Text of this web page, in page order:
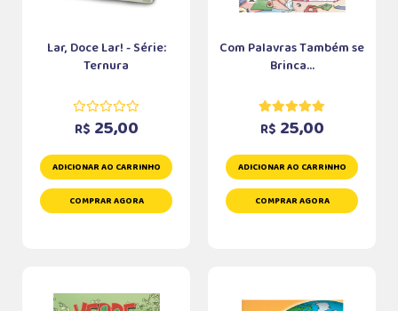
Lar, Doce Lar! - Série:
Ternura
R$ 25,00
ADICIONAR AO CARRINHO
COMPRAR AGORA
Com Palavras Também se
Brinca...
R$ 25,00
ADICIONAR AO CARRINHO
COMPRAR AGORA